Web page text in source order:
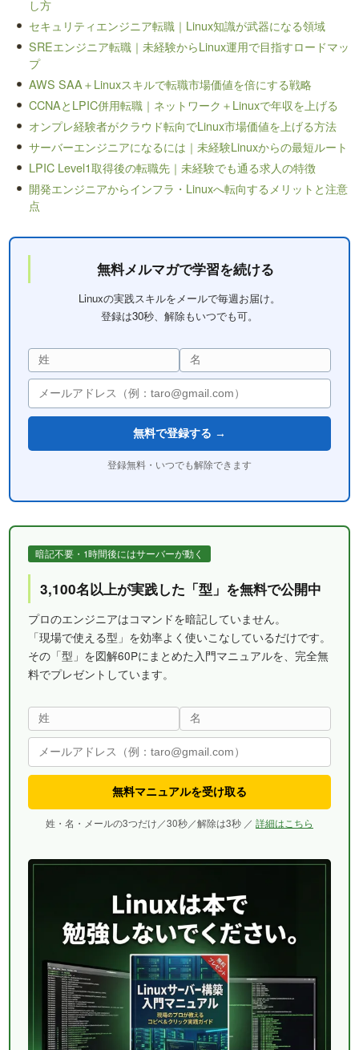
し方
セキュリティエンジニア転職｜Linux知識が武器になる領域
SREエンジニア転職｜未経験からLinux運用で目指すロードマッ
プ
AWS SAA＋Linuxスキルで転職市場価値を倍にする戦略
CCNAとLPIC併用転職｜ネットワーク＋Linuxで年収を上げる
オンプレ経験者がクラウド転向でLinux市場価値を上げる方法
サーバーエンジニアになるには｜未経験Linuxからの最短ルート
LPIC Level1取得後の転職先｜未経験でも通る求人の特徴
開発エンジニアからインフラ・Linuxへ転向するメリットと注意
点
無料メルマガで学習を続ける
Linuxの実践スキルをメールで毎週お届け。
登録は30秒、解除もいつでも可。
無料で登録する →
登録無料・いつでも解除できます
暗記不要・1時間後にはサーバーが動く
3,100名以上が実践した「型」を無料で公開中
プロのエンジニアはコマンドを暗記していません。
「現場で使える型」を効率よく使いこなしているだけです。
その「型」を図解60Pにまとめた入門マニュアルを、完全無
料でプレゼントしています。
無料マニュアルを受け取る
姓・名・メールの3つだけ／30秒／解除は3秒 ／ 詳細はこちら